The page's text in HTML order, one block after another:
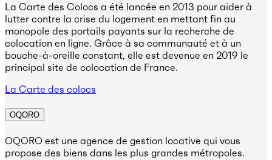
La Carte des Colocs a été lancée en 2013 pour aider à
lutter contre la crise du logement en mettant fin au
monopole des portails payants sur la recherche de
colocation en ligne. Grâce à sa communauté et à un
bouche-à-oreille constant, elle est devenue en 2019 le
principal site de colocation de France.
La Carte des colocs
OQORO
OQORO est une agence de gestion locative qui vous
propose des biens dans les plus grandes métropoles.